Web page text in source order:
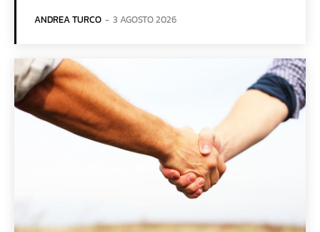
ANDREA TURCO - 3 AGOSTO 2026